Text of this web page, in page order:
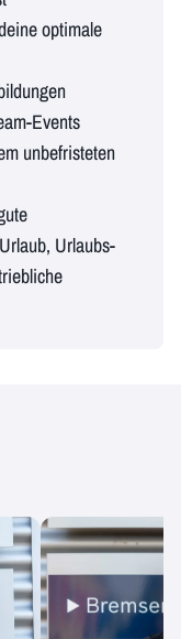
optimale
Events
unbefristeten
Urlaubs-